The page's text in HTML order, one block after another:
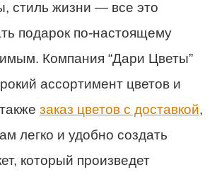
стиль жизни — все это
подарок по-настоящему
Компания “Дари Цветы”
ассортимент цветов и
заказ цветов с доставкой,
легко и удобно создать
который произведет